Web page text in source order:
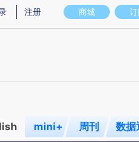
意图存在偏差。不代表财新观点和立
商城
注册
mini+ 周刊 数据